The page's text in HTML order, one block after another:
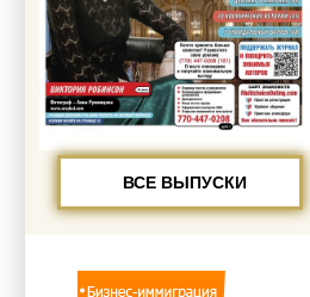
ВСЕ ВЫПУСКИ